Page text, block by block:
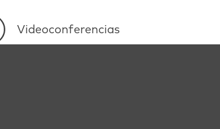
Videoconferencias